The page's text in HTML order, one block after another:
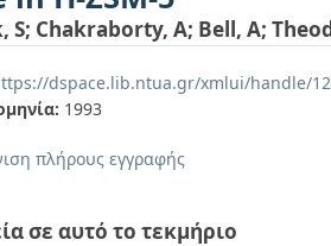
S; Chakraborty, A; Bell, A;
dspace.lib.ntua.gr/xmlui/handle/
1993
πλήρους εγγραφής
σε αυτό το τεκμήριο